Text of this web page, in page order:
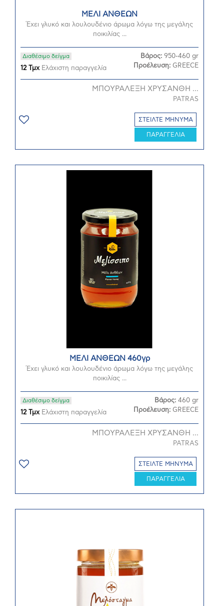
ΜΕΛΙ ΑΝΘΕΩΝ
Έχει γλυκό και λουλουδένιο άρωμα λόγω της μεγάλης
ποικιλίας ...
Διαθέσιμο δείγμα
12 ΤμχΕλάχιστη παραγγελία
Βάρος: 950-460 gr
Προέλευση: GREECE
ΜΠΟΥΡΑΛΕΞΗ ΧΡΥΣΑΝΘΗ ...
PATRAS
ΣΤΕΙΛΤΕ ΜΗΝΥΜΑ
ΠΑΡΑΓΓΕΛΙΑ
ΜΕΛΙ ΑΝΘΕΩΝ 460γρ
Έχει γλυκό και λουλουδένιο άρωμα λόγω της μεγάλης
ποικιλίας ...
Διαθέσιμο δείγμα
12 ΤμχΕλάχιστη παραγγελία
Βάρος: 460 gr
Προέλευση: GREECE
ΜΠΟΥΡΑΛΕΞΗ ΧΡΥΣΑΝΘΗ ...
PATRAS
ΣΤΕΙΛΤΕ ΜΗΝΥΜΑ
ΠΑΡΑΓΓΕΛΙΑ